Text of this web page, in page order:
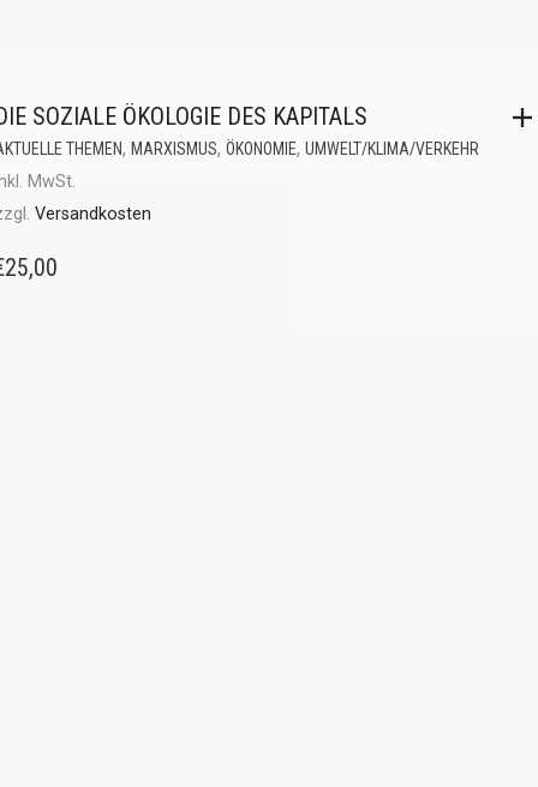
SOZIALE ÖKOLOGIE DES KAPITALS
THEMEN, MARXISMUS, ÖKONOMIE, UMWELT/KLIMA/VERKEHR
MwSt.
Versandkosten
25,00